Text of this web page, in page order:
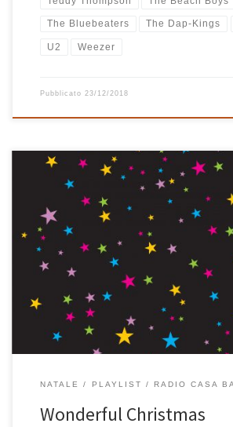
The Bluebeaters The Dap-Kings
U2 Weezer
Pubblicato 23/12/2018
Dopo Meraviglioso Natale ecco a voi
classica e mitica playlist di Natale sempre
amici e parenti. Quelli più vicini la ricevono
cd, una laboriosa tradizione che mi piace
più lontani invece la tecnologia mi dà una
NATALE PLAYLIST RADIO CASA
Wonderful Christmas